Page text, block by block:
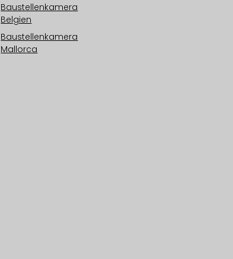
Baustellenkamera
Belgien
Baustellenkamera
Mallorca